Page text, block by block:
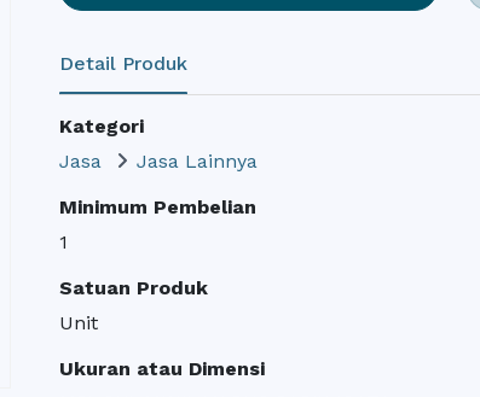
Detail Produk
Kategori
Jasa
Jasa Lainnya
Minimum Pembelian
1
Satuan Produk
Unit
Ukuran atau Dimensi